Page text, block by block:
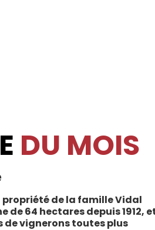
DU MOIS
propriété de la famille Vidal
64 hectares depuis 1912,
de vignerons toutes plus